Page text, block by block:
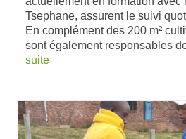
Tsephane, assurent le suivi
En complément des 200 m²
sont également responsables
suite